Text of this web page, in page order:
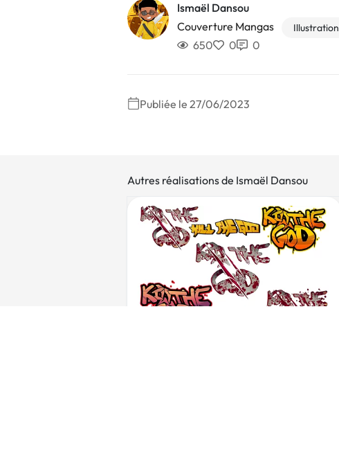
Ismaël Dansou
Couverture Mangas
Illustration
650 0 0
Publiée le 27/06/2023
Autres réalisations de Ismaël Dansou